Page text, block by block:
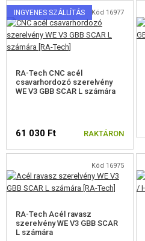
ÉPÍTŐKÉSZLETEK, MODELLEK
REKLÁM TÁRGYAK
HÍREK
ELÉRHETŐSÉG
INGYENES SZÁLLÍTÁS Kód 16977
RA-Tech CNC acél
csavarhordozó szerelvény
WE V3 GBB SCAR L számára
61 030 Ft RAKTÁRON
Kód 16975
RA-Tech Acél ravasz
szerelvény WE V3 GBB SCAR
L számára